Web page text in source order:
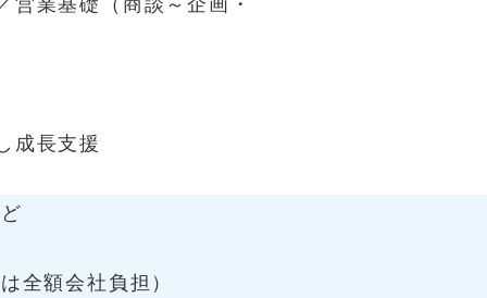
業基礎（商談～企画・
成長支援
全額会社負担）